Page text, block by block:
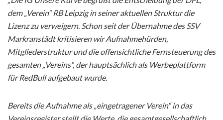
dem „Verein“ RB Leipzig in seiner aktuellen Struktur die
Lizenz zu verweigern. Schon seit der Übernahme des SSV
Markranstädt kritisieren wir Aufnahmehürden,
Mitgliederstruktur und die offensichtliche Fernsteuerung des
gesamten „Vereins“, der hauptsächlich als Werbeplattform
für RedBull aufgebaut wurde.
Bereits die Aufnahme als „eingetragener Verein“ in das